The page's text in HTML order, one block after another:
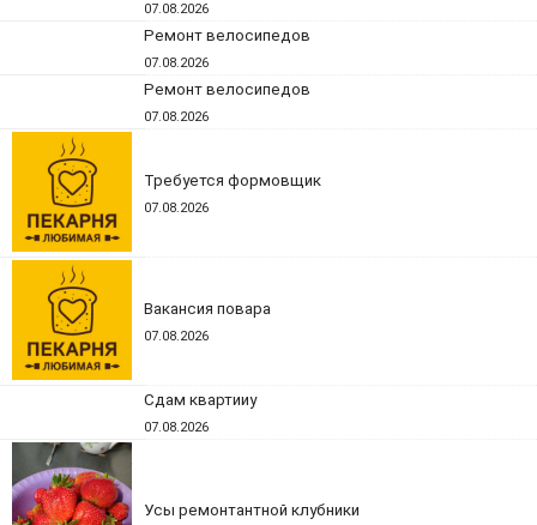
07.08.2026
Ремонт велосипедов
07.08.2026
Ремонт велосипедов
07.08.2026
Требуется формовщик
07.08.2026
Вакансия повара
07.08.2026
Сдам квартииу
07.08.2026
Усы ремонтантной клубники